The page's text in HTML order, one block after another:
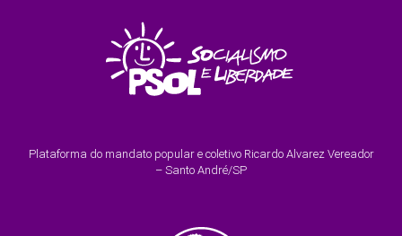
Plataforma do mandato popular e coletivo Ricardo Alvarez Vereador
– Santo André/SP